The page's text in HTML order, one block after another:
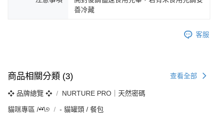
善冷藏
客服
商品相關分類 (3) 查看全部
❖ 品牌總覽 ❖ NURTURE PRO｜天然密碼
貓咪專區 /•᷅‎‎•᷄\୭ ‐ 貓罐頭 / 餐包